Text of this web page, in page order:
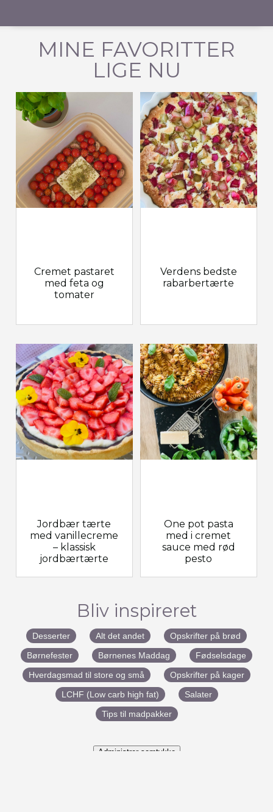
MINE FAVORITTER
LIGE NU
Cremet pastaret
med feta og
tomater
Jordbær tærte
med vanillecreme
– klassisk
jordbærtærte
Verdens bedste
rabarbertærte
One pot pasta
med i cremet
sauce med rød
pesto
Bliv inspireret
Desserter Alt det andet
Opskrifter på brød
Børnefester
Børnenes Maddag
Fødselsdage
Hverdagsmad til store og små
Opskrifter på kager
LCHF (Low carb high fat)
Salater
Tips til madpakker
Administrer samtykke